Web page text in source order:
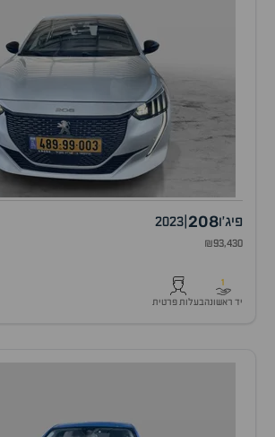
פיג'ו208
2023
₪93,430
1
יד ראשונהבעלות פרטית